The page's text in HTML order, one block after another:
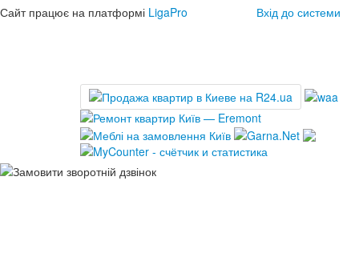
Сайт працює на платформі LigaPro Вхід до системи